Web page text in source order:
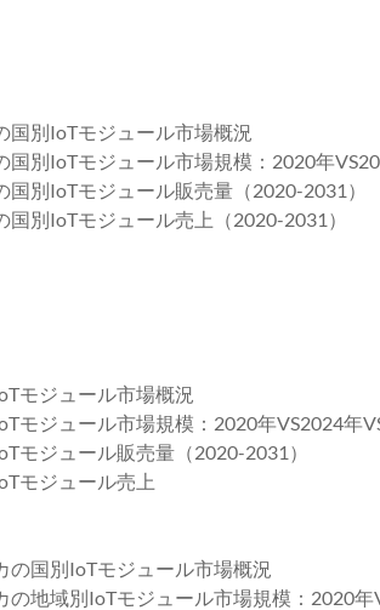
国別IoTモジュール市場概況
国別IoTモジュール市場規模：2020年
国別IoTモジュール販売量（2020-2031）
国別IoTモジュール売上（2020-2031）
モジュール市場概況
モジュール市場規模：2020年VS2024年
モジュール販売量（2020-2031）
モジュール売上
の国別IoTモジュール市場概況
の地域別IoTモジュール市場規模：2020年